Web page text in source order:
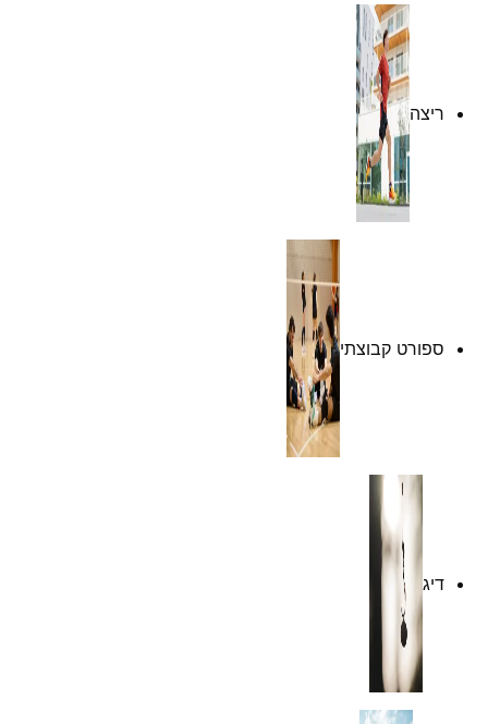
ריצה
ספורט קבוצתי
דיג